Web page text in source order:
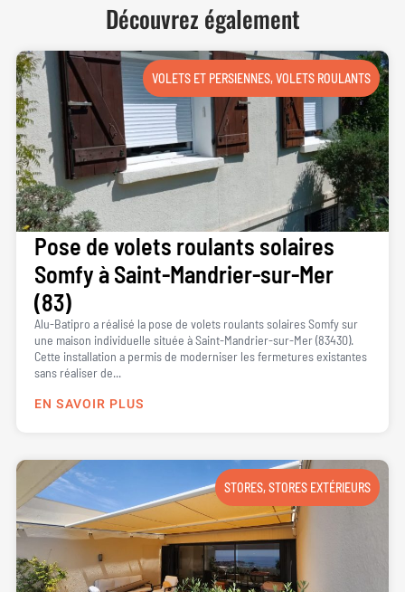
Découvrez également
VOLETS ET PERSIENNES,VOLETS ROULANTS
Pose de volets roulants solaires
Somfy à Saint-Mandrier-sur-Mer
(83)
Alu-Batipro a réalisé la pose de volets roulants solaires Somfy sur
une maison individuelle située à Saint-Mandrier-sur-Mer (83430).
Cette installation a permis de moderniser les fermetures existantes
sans réaliser de...
EN SAVOIR PLUS
STORES,STORES EXTÉRIEURS